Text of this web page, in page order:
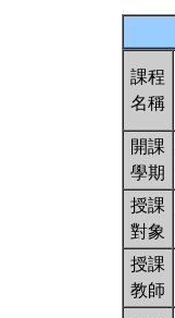
課程
名稱
開課
學期
授課
對象
授課
教師